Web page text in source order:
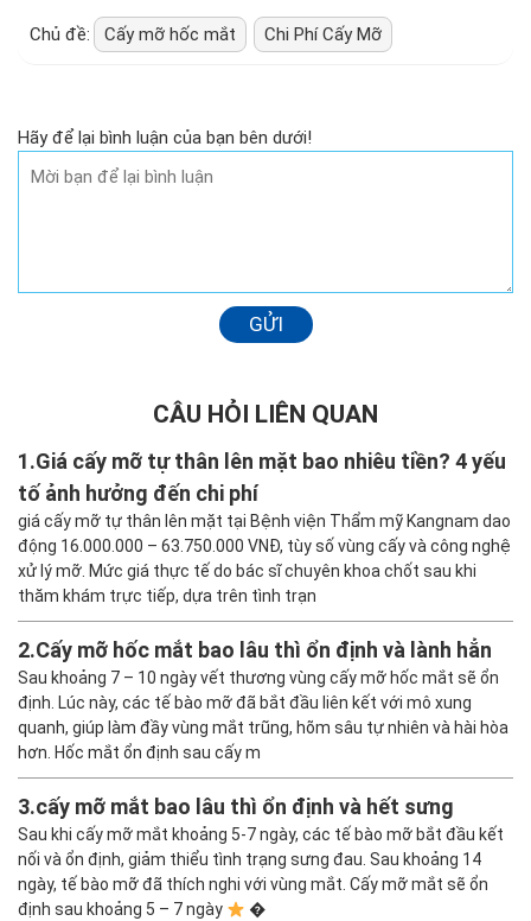
Chủ đề: Cấy mỡ hốc mắt Chi Phí Cấy Mỡ
Hãy để lại bình luận của bạn bên dưới!
GỬI
CÂU HỎI LIÊN QUAN
1.Giá cấy mỡ tự thân lên mặt bao nhiêu tiền? 4 yếu
tố ảnh hưởng đến chi phí
giá cấy mỡ tự thân lên mặt tại Bệnh viện Thẩm mỹ Kangnam dao
động 16.000.000 – 63.750.000 VNĐ, tùy số vùng cấy và công nghệ
xử lý mỡ. Mức giá thực tế do bác sĩ chuyên khoa chốt sau khi
thăm khám trực tiếp, dựa trên tình trạn
2.Cấy mỡ hốc mắt bao lâu thì ổn định và lành hẳn
Sau khoảng 7 – 10 ngày vết thương vùng cấy mỡ hốc mắt sẽ ổn
định. Lúc này, các tế bào mỡ đã bắt đầu liên kết với mô xung
quanh, giúp làm đầy vùng mắt trũng, hõm sâu tự nhiên và hài hòa
hơn. Hốc mắt ổn định sau cấy m
3.cấy mỡ mắt bao lâu thì ổn định và hết sưng
Sau khi cấy mỡ mắt khoảng 5-7 ngày, các tế bào mỡ bắt đầu kết
nối và ổn định, giảm thiểu tình trạng sưng đau. Sau khoảng 14
ngày, tế bào mỡ đã thích nghi với vùng mắt. Cấy mỡ mắt sẽ ổn
định sau khoảng 5 – 7 ngày
�